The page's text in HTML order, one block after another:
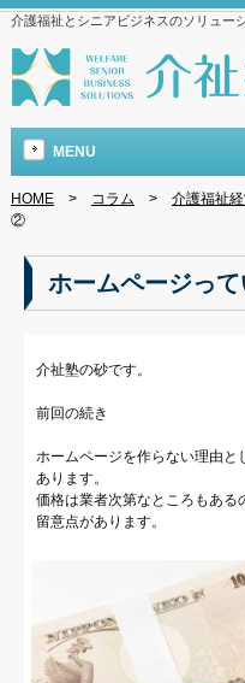
介護福祉とシニアビジネスのソリュー
MENU
HOME> コラム > 介護福祉
②
ホームページっ
介祉塾の砂です。
前回の続き
ホームページを作らない理由と
あります。
価格は業者次第なところもある
留意点があります。